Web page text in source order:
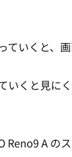
ていくと、
いくと見に
Reno9 A の